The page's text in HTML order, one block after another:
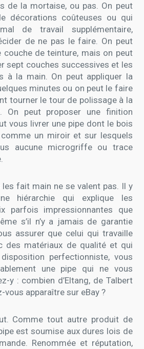
de la mortaise, ou pas. On peut
décorations coûteuses ou qui
de travail supplémentaire,
de ne pas le faire. On peut
couche de teinture, mais on peut
sept couches successives et les
à la main. On peut appliquer la
minutes ou on peut le faire
tourner le tour de polissage à la
On peut proposer une finition
vous livrer une pipe dont le bois
un miroir et sur lesquels
aucune microgriffe ou trace
fait main ne se valent pas. Il y
hiérarchie qui explique les
parfois impressionnantes que
s’il n’y a jamais de garantie
assurer que celui qui travaille
des matériaux de qualité et qui
perfectionniste, vous
une pipe qui ne vous
y : combien d’Eltang, de Talbert
vous apparaître sur eBay ?
Comme tout autre produit de
est soumise aux dures lois de
Renommée et réputation,